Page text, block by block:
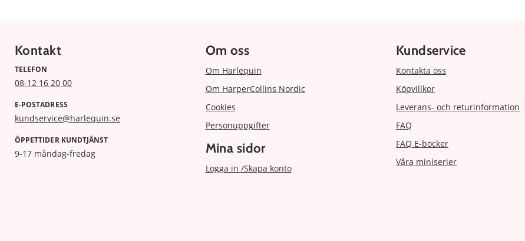
Kontakt
TELEFON
08-12 16 20 00
E-POSTADRESS
kundservice@harlequin.se
ÖPPETTIDER KUNDTJÄNST
9-17 måndag-fredag
Om oss
Om Harlequin
Om HarperCollins Nordic
Cookies
Personuppgifter
Mina sidor
Logga in /Skapa konto
Kundservice
Kontakta oss
Köpvillkor
Leverans- och returinformation
FAQ
FAQ E-böcker
Våra miniserier